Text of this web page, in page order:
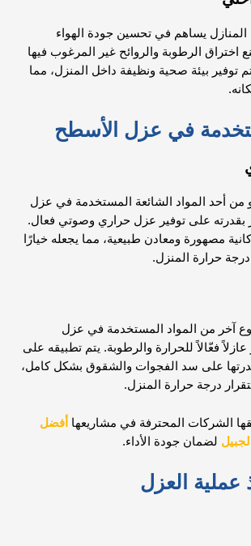
يساهم في تحسين جودة الهواء
اختراق الرطوبة والروائح غير المرغوب فيها
توفير بيئة صحية ونظيفة داخل المنزل، مما
في عزل الأسطح
من أحد المواد الشائعة المستخدمة في عزل
بقدرته على توفير عزل حراري وصوتي فعال.
مصهورة ومعادن طبيعية، مما يجعله خيارًا
حرارة المنزل.
آخر من المواد المستخدمة في عزل
فعّالاً للحرارة والرطوبة. يتم تطبيقه على
على سد الفجوات والشقوق بشكل كامل،
درجة حرارة المنزل.
الشركات المحترفة في مشاريعها أفضل
لضمان جودة الأداء.
عملية العزل